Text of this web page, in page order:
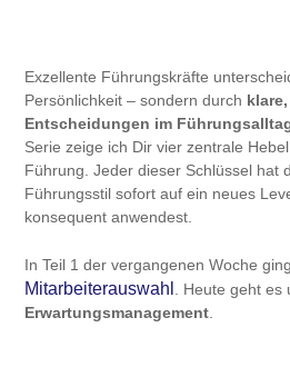
Exzellente Führungskräfte
Persönlichkeit – sondern durch
Entscheidungen im
Serie zeige ich Dir vier zentrale
Führung. Jeder dieser Schlüssel hat
Führungsstil sofort auf ein neues
konsequent anwendest.
In Teil 1 der vergangenen Woche
Mitarbeiterauswahl . Heute geht es
Erwartungsmanagement.